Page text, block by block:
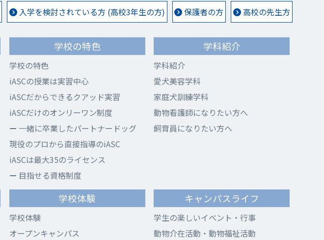
入学を検討されている方 (高校3年生の方) 保護者の方 高校の先生方
学校の特色
学校の特色
iASCの授業は実習中心
iASCだからできるクアッド実習
iASCだけのオンリーワン制度
一緒に卒業したパートナードッグ
現役のプロから直接指導のiASC
iASCは最大35のライセンス
目指せる資格制度
学科紹介
学科紹介
愛犬美容学科
家庭犬訓練学科
動物看護師になりたい方へ
飼育員になりたい方へ
学校体験
学校体験
オープンキャンパス
キャンパスライフ
学生の楽しいイベント・行事
動物介在活動・動物福祉活動